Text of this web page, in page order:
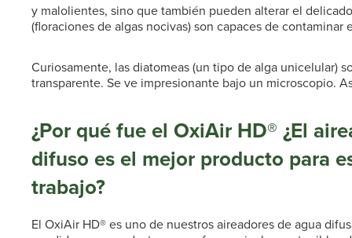
y malolientes, sino que también pueden alterar el
(floraciones de algas nocivas) son capaces de
Curiosamente, las diatomeas (un tipo de alga unicelular)
transparente. Se ve impresionante bajo un microscopio.
¿Por qué fue el OxiAir HD® ¿El
difuso es el mejor producto para
trabajo?
El OxiAir HD® es uno de nuestros aireadores de agua